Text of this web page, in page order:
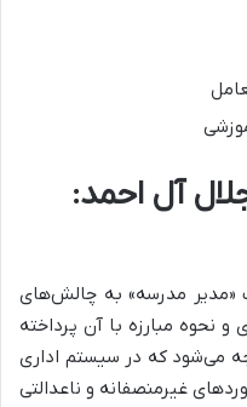
کتاب جلال آل احمد:
«مدیر مدرسه» به چالش‌های
نحوه مبارزه با آن پرداخته
می‌شود که در سیستم اداری
غیرمنصفانه و ناعدالتی